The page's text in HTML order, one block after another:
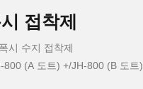
접착제
시 수지 접착제
800 (A 도트) +/JH-800 (B 도트)